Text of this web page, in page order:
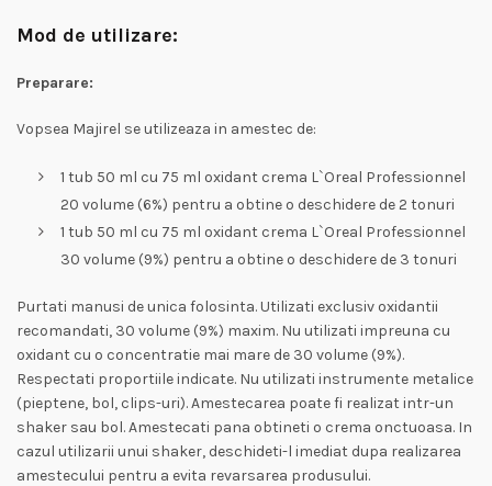
Mod de utilizare:
Preparare:
Vopsea Majirel se utilizeaza in amestec de:
1 tub 50 ml cu 75 ml oxidant crema L`Oreal Professionnel
20 volume (6%) pentru a obtine o deschidere de 2 tonuri
1 tub 50 ml cu 75 ml oxidant crema L`Oreal Professionnel
30 volume (9%) pentru a obtine o deschidere de 3 tonuri
Purtati manusi de unica folosinta. Utilizati exclusiv oxidantii
recomandati, 30 volume (9%) maxim. Nu utilizati impreuna cu
oxidant cu o concentratie mai mare de 30 volume (9%).
Respectati proportiile indicate. Nu utilizati instrumente metalice
(pieptene, bol, clips-uri). Amestecarea poate fi realizat intr-un
shaker sau bol. Amestecati pana obtineti o crema onctuoasa. In
cazul utilizarii unui shaker, deschideti-l imediat dupa realizarea
amestecului pentru a evita revarsarea produsului.